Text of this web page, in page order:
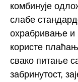
комбинује
слабе
охрабривање и
користе
свако питање
забринутост,